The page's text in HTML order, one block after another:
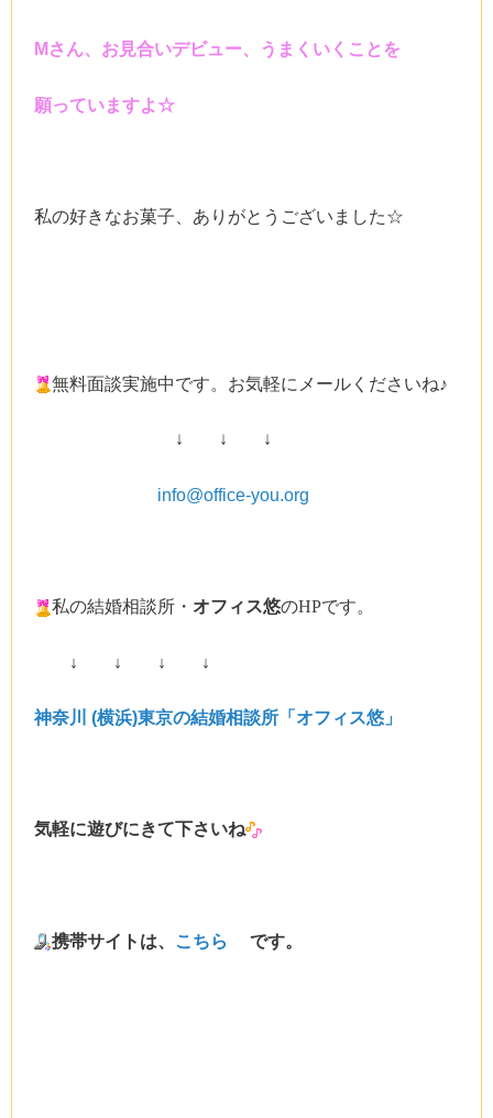
Mさん、お見合いデビュー、うまくいくことを
願っていますよ☆
私の好きなお菓子、ありがとうございました☆
無料面談実施中です。お気軽にメールくださいね♪
↓ ↓ ↓
info@office-you.org
私の結婚相談所・ オフィス悠のHPです。
↓ ↓ ↓ ↓
神奈川 (横浜)東京の結婚相談所「オフィス悠」
気軽に遊びにきて下さいね
携帯サイトは、 こちら です。